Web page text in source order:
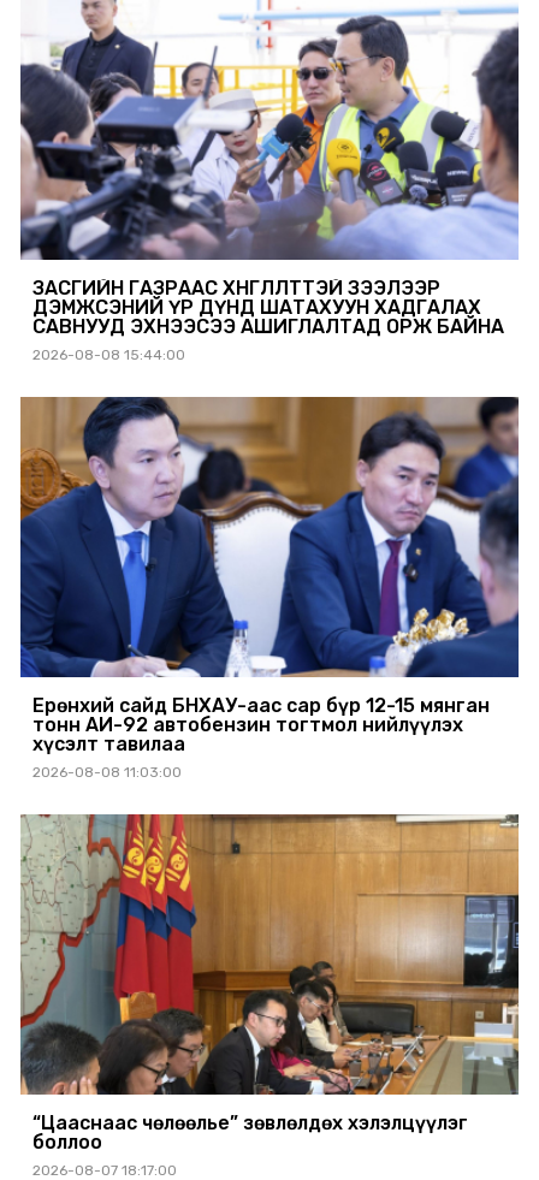
ЗАСГИЙН ГАЗРААС ХӨНГӨЛӨЛТТЭЙ ЗЭЭЛЭЭР
ДЭМЖСЭНИЙ ҮР ДҮНД ШАТАХУУН ХАДГАЛАХ
САВНУУД ЭХНЭЭСЭЭ АШИГЛАЛТАД ОРЖ БАЙНА
2026-08-08 15:44:00
Ерөнхий сайд БНХАУ-аас сар бүр 12-15 мянган
тонн АИ-92 автобензин тогтмол нийлүүлэх
хүсэлт тавилаа
2026-08-08 11:03:00
“Цааснаас чөлөөлье” зөвлөлдөх хэлэлцүүлэг
боллоо
2026-08-07 18:17:00